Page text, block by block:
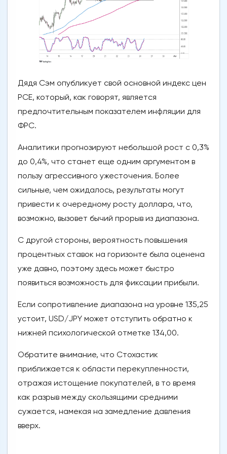
Дядя Сэм опубликует свой основной индекс цен
PCE, который, как говорят, является
предпочтительным показателем инфляции для
ФРС.
Аналитики прогнозируют небольшой рост с 0,3%
до 0,4%, что станет еще одним аргументом в
пользу агрессивного ужесточения. Более
сильные, чем ожидалось, результаты могут
привести к очередному росту доллара, что,
возможно, вызовет бычий прорыв из диапазона.
С другой стороны, вероятность повышения
процентных ставок на горизонте была оценена
уже давно, поэтому здесь может быстро
появиться возможность для фиксации прибыли.
Если сопротивление диапазона на уровне 135,25
устоит, USD/JPY может отступить обратно к
нижней психологической отметке 134,00.
Обратите внимание, что Стохастик
приближается к области перекупленности,
отражая истощение покупателей, в то время
как разрыв между скользящими средними
сужается, намекая на замедление давления
вверх.